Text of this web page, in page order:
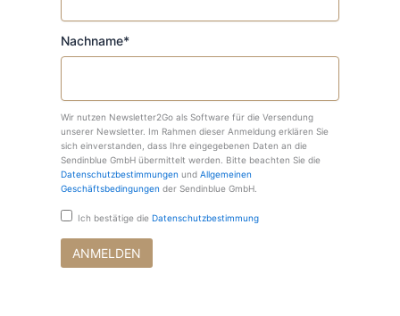
Nachname*
Wir nutzen Newsletter2Go als Software für die Versendung
unserer Newsletter. Im Rahmen dieser Anmeldung erklären Sie
sich einverstanden, dass Ihre eingegebenen Daten an die
Sendinblue GmbH übermittelt werden. Bitte beachten Sie die
Datenschutzbestimmungen und Allgemeinen
Geschäftsbedingungen der Sendinblue GmbH.
Ich bestätige die Datenschutzbestimmung